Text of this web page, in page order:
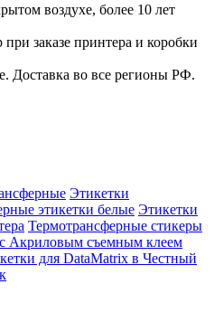
воздухе, более 10 лет
заказе принтера и коробки
Доставка во все регионы РФ.
Этикетки
этикетки белые Этикетки
Термотрансферные стикеры
Акриловым съемным клеем
для DataMatrix в Честный